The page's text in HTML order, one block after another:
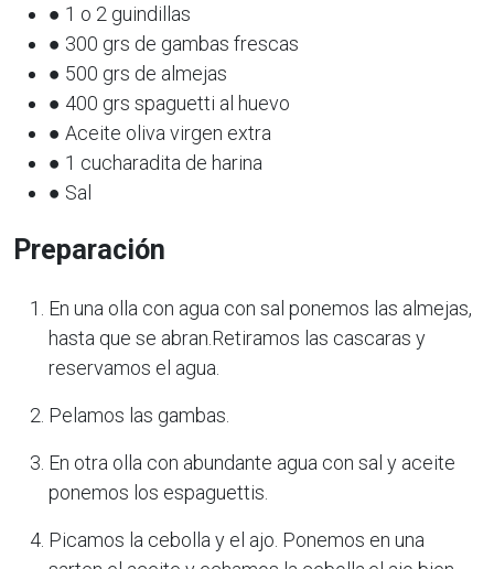
● 1 o 2 guindillas
● 300 grs de gambas frescas
● 500 grs de almejas
● 400 grs spaguetti al huevo
● Aceite oliva virgen extra
● 1 cucharadita de harina
● Sal
Preparación
En una olla con agua con sal ponemos las almejas,
hasta que se abran.Retiramos las cascaras y
reservamos el agua.
Pelamos las gambas.
En otra olla con abundante agua con sal y aceite
ponemos los espaguettis.
Picamos la cebolla y el ajo. Ponemos en una